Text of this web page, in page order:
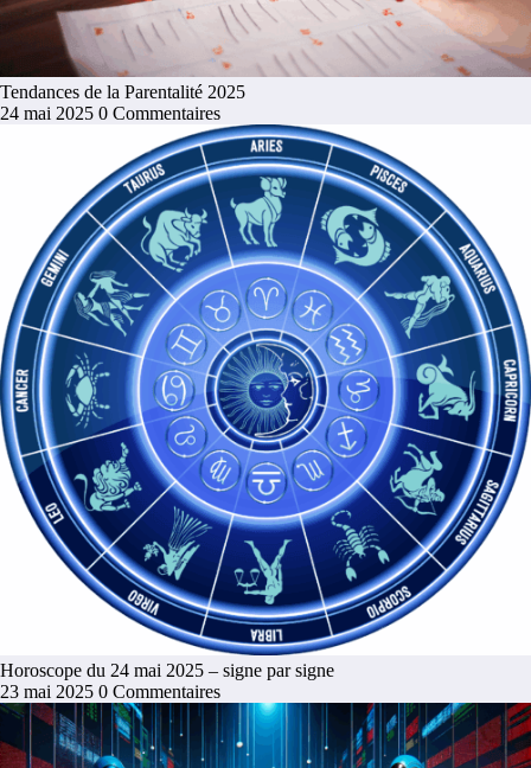
Tendances de la Parentalité 2025
24 mai 2025 0 Commentaires
Horoscope du 24 mai 2025 – signe par signe
23 mai 2025 0 Commentaires